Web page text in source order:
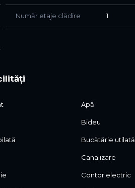
din granit )
acces din living room si bucatarie
Număr etaje clădire 1
Apă
Bideu
Bucătărie utilată
Canalizare
Contor electric